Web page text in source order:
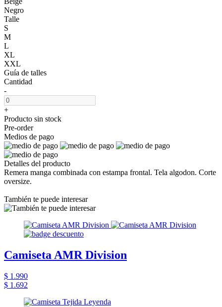
Negro
Talle
S
M
L
XL
XXL
Guía de talles
Cantidad
-
+
Producto sin stock
Pre-order
Medios de pago
Detalles del producto
Remera manga combinada con estampa frontal. Tela algodon. Corte
oversize.
También te puede interesar
Camiseta AMR Division
$ 1.990
$ 1.692